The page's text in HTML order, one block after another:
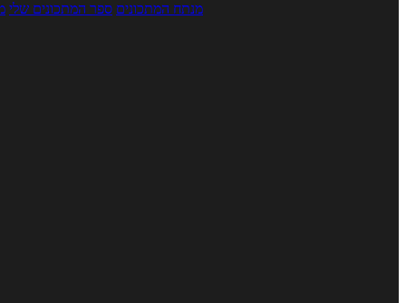
מנתח המתכונים ספר המתכונים שלי